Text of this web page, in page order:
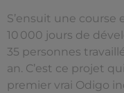
S’ensuit une course
10 000 jours de
35 personnes
an. C’est ce projet
premier vrai Odigo